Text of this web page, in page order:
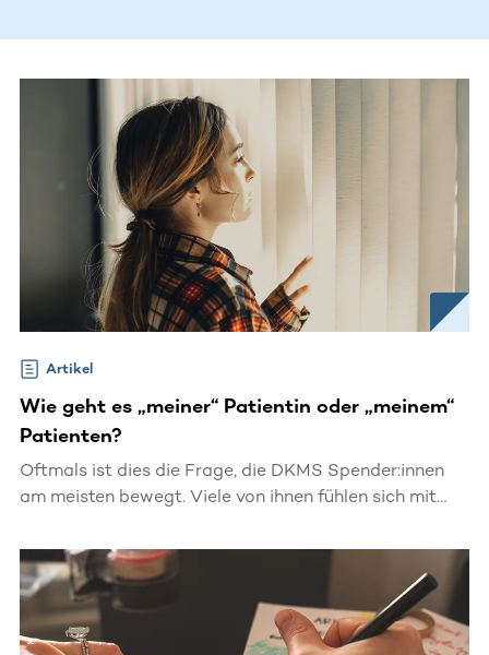
Artikel
Wie geht es „meiner“ Patientin oder „meinem“
Patienten?
Oftmals ist dies die Frage, die DKMS Spender:innen
am meisten bewegt. Viele von ihnen fühlen sich mit
verbunden – obwohl sie ihn oder sie noch gar nicht
kennengelernt haben.